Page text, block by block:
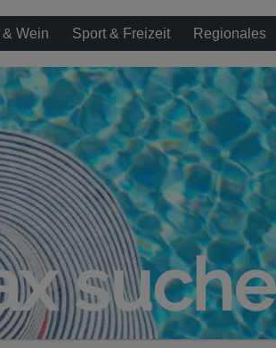
Wein Sport & Freizeit Regionales
suche